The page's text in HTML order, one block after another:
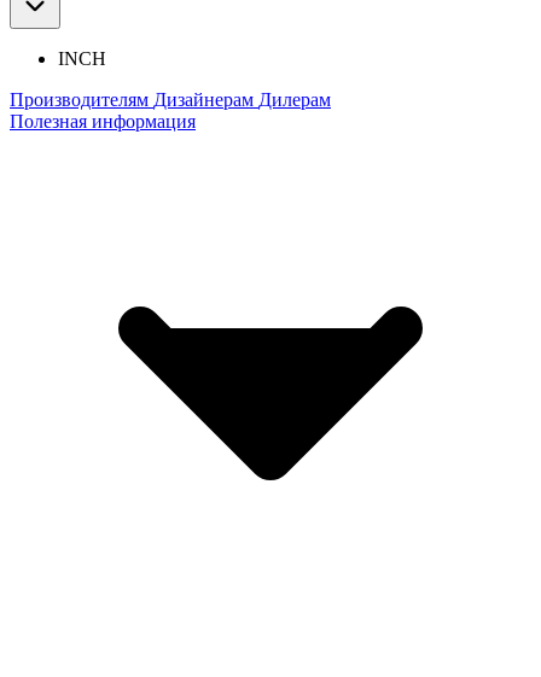
INCH
Производителям Дизайнерам Дилерам
Полезная информация